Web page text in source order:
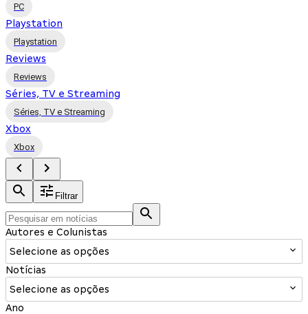
PC
Playstation
Playstation
Reviews
Reviews
Séries, TV e Streaming
Séries, TV e Streaming
Xbox
Xbox
Filtrar
Autores e Colunistas
Selecione as opções
Notícias
Selecione as opções
Ano